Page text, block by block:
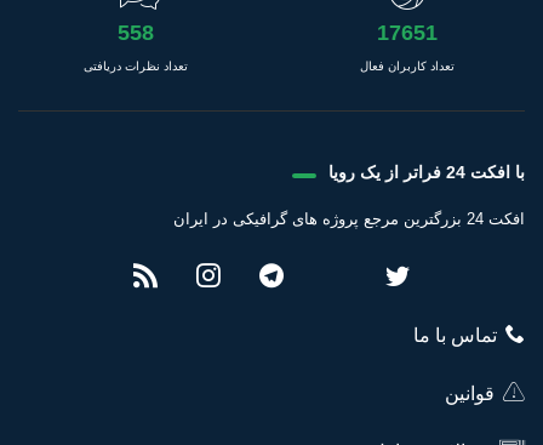
17651
تعداد کاربران فعال
558
تعداد نظرات دریافتی
با افکت 24 فراتر از یک رویا
افکت 24 بزرگترین مرجع پروژه های گرافیکی در ایران
تماس با ما
قوانین